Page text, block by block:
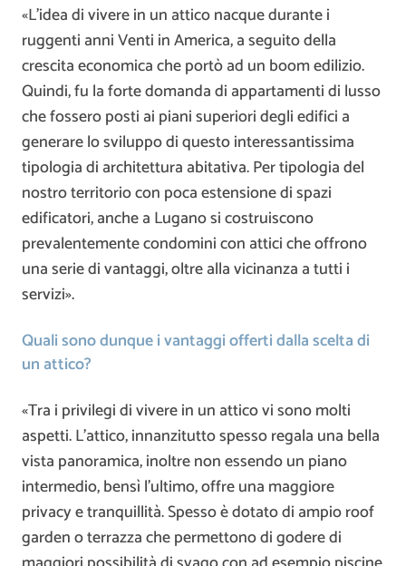
«L’idea di vivere in un attico nacque durante i
ruggenti anni Venti in America, a seguito della
crescita economica che portò ad un boom edilizio.
Quindi, fu la forte domanda di appartamenti di lusso
che fossero posti ai piani superiori degli edifici a
generare lo sviluppo di questo interessantissima
tipologia di architettura abitativa. Per tipologia del
nostro territorio con poca estensione di spazi
edificatori, anche a Lugano si costruiscono
prevalentemente condomini con attici che offrono
una serie di vantaggi, oltre alla vicinanza a tutti i
servizi».
Quali sono dunque i vantaggi offerti dalla scelta di
un attico?
«Tra i privilegi di vivere in un attico vi sono molti
aspetti. L’attico, innanzitutto spesso regala una bella
vista panoramica, inoltre non essendo un piano
intermedio, bensì l’ultimo, offre una maggiore
privacy e tranquillità. Spesso è dotato di ampio roof
garden o terrazza che permettono di godere di